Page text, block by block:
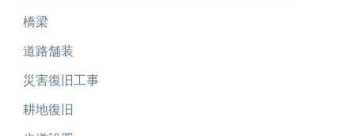
橋梁
道路舗装
災害復旧工事
耕地復旧